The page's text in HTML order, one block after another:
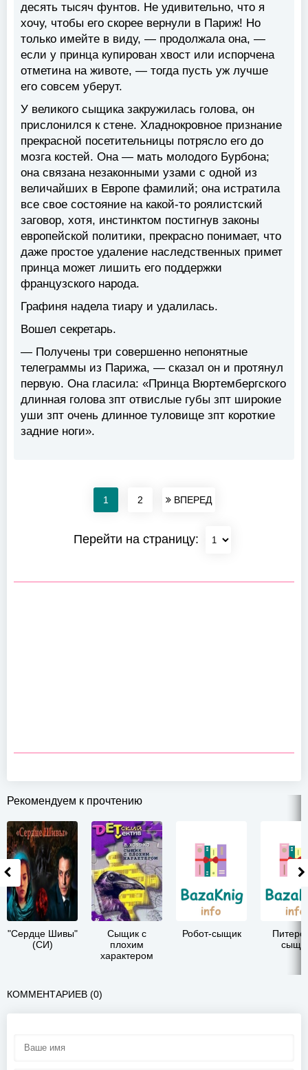
десять тысяч фунтов. Не удивительно, что я
хочу, чтобы его скорее вернули в Париж! Но
только имейте в виду, — продолжала она, —
если у принца купирован хвост или испорчена
отметина на животе, — тогда пусть уж лучше
его совсем уберут.
У великого сыщика закружилась голова, он
прислонился к стене. Хладнокровное признание
прекрасной посетительницы потрясло его до
мозга костей. Она — мать молодого Бурбона;
она связана незаконными узами с одной из
величайших в Европе фамилий; она истратила
все свое состояние на какой-то роялистский
заговор, хотя, инстинктом постигнув законы
европейской политики, прекрасно понимает, что
даже простое удаление наследственных примет
принца может лишить его поддержки
французского народа.
Графиня надела тиару и удалилась.
Вошел секретарь.
— Получены три совершенно непонятные
телеграммы из Парижа, — сказал он и протянул
первую. Она гласила: «Принца Вюртембергского
длинная голова зпт отвислые губы зпт широкие
уши зпт очень длинное туловище зпт короткие
задние ноги».
1 2 ВПЕРЕД
Перейти на страницу:
Рекомендуем к прочтению
"Сердце Шивы"
(СИ)
Сыщик с
плохим
характером
Робот-сыщик
КОММЕНТАРИЕВ (0)